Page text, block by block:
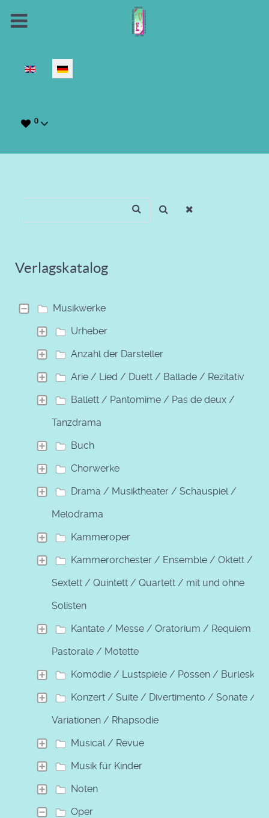
Sprache auswählen
0
Verlagskatalog
Musikwerke
Urheber
Anzahl der Darsteller
Arie / Lied / Duett / Ballade / Rezitativ
Ballett / Pantomime / Pas de deux /
Tanzdrama
Buch
Chorwerke
Drama / Musiktheater / Schauspiel /
Melodrama
Kammeroper
Kammerorchester / Ensemble / Oktett /
Sextett / Quintett / Quartett / mit und ohne
Solisten
Kantate / Messe / Oratorium / Requiem /
Pastorale / Motette
Komödie / Lustspiele / Possen / Burleske
Konzert / Suite / Divertimento / Sonate /
Variationen / Rhapsodie
Musical / Revue
Musik für Kinder
Noten
Oper